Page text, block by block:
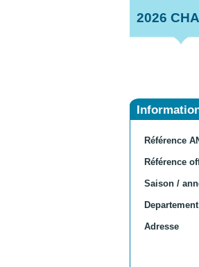
2026
Référence
Référence
Saison /
Adresse